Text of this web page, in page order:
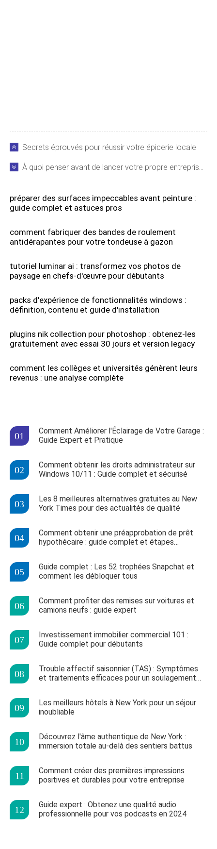
Secrets éprouvés pour réussir votre épicerie locale
À quoi penser avant de lancer votre propre entreprise : conseils essentiels
préparer des surfaces impeccables avant peinture :
guide complet et astuces pros
comment fabriquer des bandes de roulement
antidérapantes pour votre tondeuse à gazon
tutoriel luminar ai : transformez vos photos de
paysage en chefs-d'œuvre pour débutants
packs d'expérience de fonctionnalités windows :
définition, contenu et guide d'installation
plugins nik collection pour photoshop : obtenez-les
gratuitement avec essai 30 jours et version legacy
comment les collèges et universités génèrent leurs
revenus : une analyse complète
Comment Améliorer l'Éclairage de Votre Garage :
Guide Expert et Pratique
Comment obtenir les droits administrateur sur
Windows 10/11 : Guide complet et sécurisé
Les 8 meilleures alternatives gratuites au New
York Times pour des actualités de qualité
Comment obtenir une préapprobation de prêt
hypothécaire : guide complet et étapes
Guide complet : Les 52 trophées Snapchat et
comment les débloquer tous
Comment profiter des remises sur voitures et
camions neufs : guide expert
Investissement immobilier commercial 101 :
Guide complet pour débutants
Trouble affectif saisonnier (TAS) : Symptômes
et traitements efficaces pour un soulagement
Les meilleurs hôtels à New York pour un séjour
inoubliable
Découvrez l'âme authentique de New York :
immersion totale au-delà des sentiers battus
Comment créer des premières impressions
positives et durables pour votre entreprise
Guide expert : Obtenez une qualité audio
professionnelle pour vos podcasts en 2024